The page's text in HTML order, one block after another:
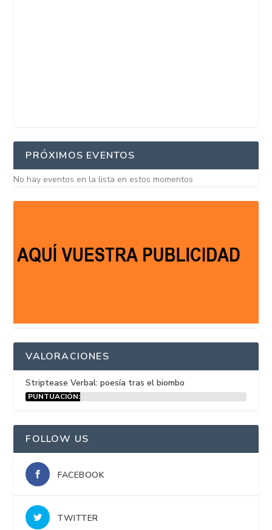
PRÓXIMOS EVENTOS
No hay eventos en la lista en estos momentos
VALORACIONES
Striptease Verbal: poesía tras el biombo
PUNTUACIÓN:
FOLLOW US
FACEBOOK
TWITTER